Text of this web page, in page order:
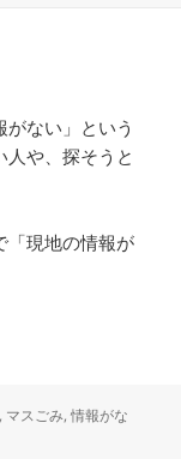
ない」という
や、探そうと
「現地の情報が
, マスごみ,情報がな